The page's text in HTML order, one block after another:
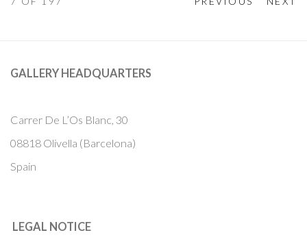
GALLERY HEADQUARTERS
Carrer De L’Os Blanc, 30
08818 Olivella (Barcelona)
Spain
LEGAL NOTICE